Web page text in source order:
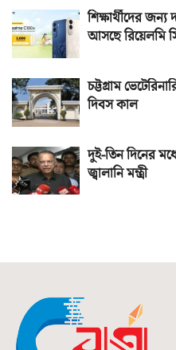
শিক্ষার্থীদের
আসছে রিয়েলমি
চট্টগ্রাম
দিবস কাল
দুই-তিন দিনের
জ্বালানি মন্ত্রী